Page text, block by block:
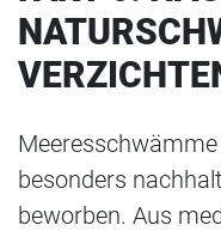
besonders
beworben. Aus